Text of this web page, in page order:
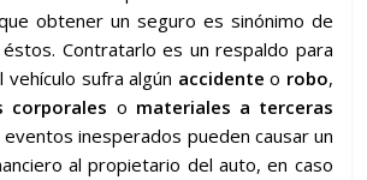
obtener un seguro es sinónimo de
Contratarlo es un respaldo para
sufra algún accidente o robo,
corporales o materiales a terceras
eventos inesperados pueden causar un
al propietario del auto, en caso